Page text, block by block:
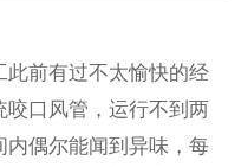
此前有过不太愉快的经
口风管，运行不到两
内偶尔能闻到异味，每